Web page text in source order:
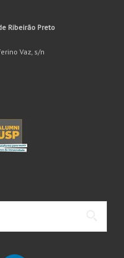
Ribeirão Preto
Vaz, s/n